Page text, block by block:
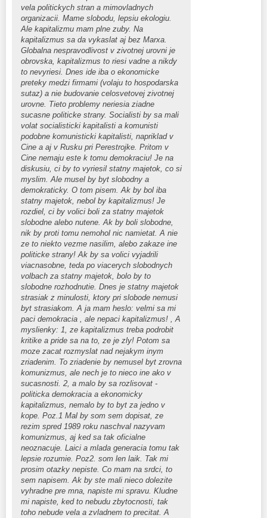
vela politickych stran a mimovladnych
organizacii. Mame slobodu, lepsiu ekologiu.
Ale kapitalizmu mam plne zuby. Na
kapitalizmus sa da vykaslat aj bez Marxa.
Globalna nespravodlivost v zivotnej urovni je
obrovska, kapitalizmus to riesi vadne a nikdy
to nevyriesi. Dnes ide iba o ekonomicke
preteky medzi firmami (volaju to hospodarska
sutaz) a nie budovanie celosvetovej zivotnej
urovne. Tieto problemy neriesia ziadne
sucasne politicke strany. Socialisti by sa mali
volat socialisticki kapitalisti a komunisti
podobne komunisticki kapitalisti, napriklad v
Cine a aj v Rusku pri Perestrojke. Pritom v
Cine nemaju este k tomu demokraciu! Je na
diskusiu, ci by to vyriesil statny majetok, co si
myslim. Ale musel by byt slobodny a
demokraticky. O tom pisem. Ak by bol iba
statny majetok, nebol by kapitalizmus! Je
rozdiel, ci by volici boli za statny majetok
slobodne alebo nutene. Ak by boli slobodne,
nik by proti tomu nemohol nic namietat. A nie
ze to niekto vezme nasilim, alebo zakaze ine
politicke strany! Ak by sa volici vyjadrili
viacnasobne, teda po viacerych slobodnych
volbach za statny majetok, bolo by to
slobodne rozhodnutie. Dnes je statny majetok
strasiak z minulosti, ktory pri slobode nemusi
byt strasiakom. A ja mam heslo: velmi sa mi
paci demokracia , ale nepaci kapitalizmus! , A
myslienky: 1, ze kapitalizmus treba podrobit
kritike a pride sa na to, ze je zly! Potom sa
moze zacat rozmyslat nad nejakym inym
zriadenim. To zriadenie by nemusel byt zrovna
komunizmus, ale nech je to nieco ine ako v
sucasnosti. 2, a malo by sa rozlisovat -
politicka demokracia a ekonomicky
kapitalizmus, nemalo by to byt za jedno v
kope. Poz.1 Mal by som sem dopisat, ze
rezim spred 1989 roku naschval nazyvam
komunizmus, aj ked sa tak oficialne
neoznacuje. Laici a mlada generacia tomu tak
lepsie rozumie. Poz2. som len laik. Tak mi
prosim otazky nepiste. Co mam na srdci, to
sem napisem. Ak by ste mali nieco dolezite
vyhradne pre mna, napiste mi spravu. Kludne
mi napiste, ked to nebudu zbytocnosti, tak
toho nebude vela a zvladnem to precitat. A